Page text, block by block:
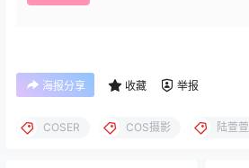
海报分享 收藏 举报
COSER COS摄影 陆萱萱